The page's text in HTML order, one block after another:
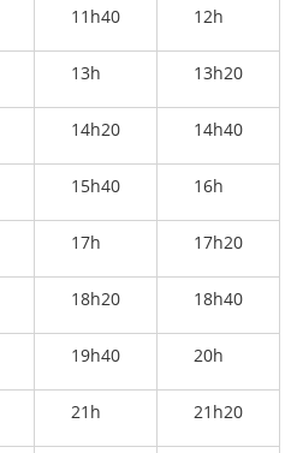
11h40 12h
13h 13h20
14h20 14h40
15h40 16h
17h 17h20
18h20 18h40
19h40 20h
21h 21h20